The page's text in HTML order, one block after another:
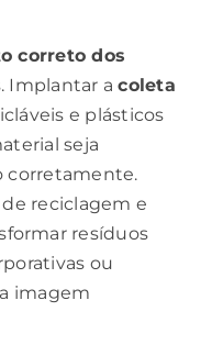
correto dos
Implantar acoleta
e plásticos
seja
corretamente.
reciclagem e
resíduos
ou
imagem